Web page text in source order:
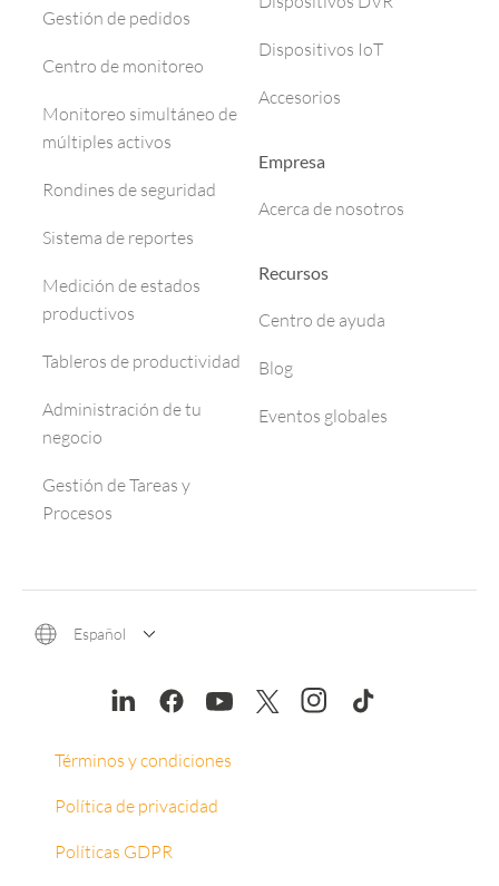
Gestión de pedidos
Centro de monitoreo
Monitoreo simultáneo de
múltiples activos
Rondines de seguridad
Sistema de reportes
Medición de estados
productivos
Tableros de productividad
Administración de tu
negocio
Gestión de Tareas y
Procesos
Dispositivos IoT
Accesorios
Empresa
Acerca de nosotros
Recursos
Centro de ayuda
Blog
Eventos globales
Español
Términos y condiciones
Política de privacidad
Políticas GDPR